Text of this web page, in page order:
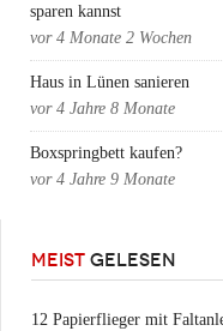
sparen kannst
vor 4 Monate 2 Wochen
Haus in Lünen sanieren
vor 4 Jahre 8 Monate
Boxspringbett kaufen?
vor 4 Jahre 9 Monate
MEIST GELESEN
12 Papierflieger mit